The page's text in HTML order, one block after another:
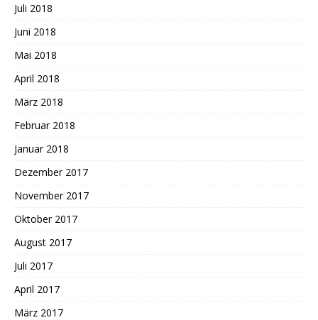
Juli 2018
Juni 2018
Mai 2018
April 2018
März 2018
Februar 2018
Januar 2018
Dezember 2017
November 2017
Oktober 2017
August 2017
Juli 2017
April 2017
März 2017